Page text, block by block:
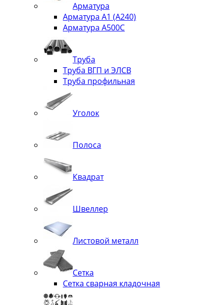
Арматура
Арматура А1 (А240)
Арматура А500С
Труба
Труба ВГП и ЭЛСВ
Труба профильная
Уголок
Полоса
Квадрат
Швеллер
Листовой металл
Сетка
Сетка сварная кладочная